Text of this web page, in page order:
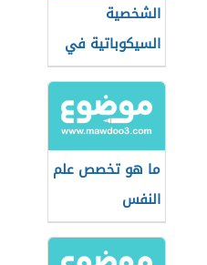
الشخصية
السيكوباتية في
الحب
ما هو تخصص علم
النفس